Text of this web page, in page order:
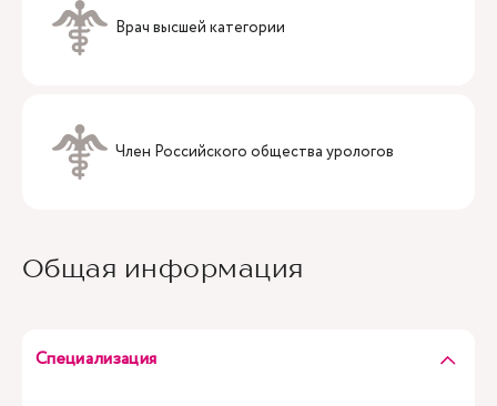
Врач высшей категории
Член Российского общества урологов
Общая информация
Специализация